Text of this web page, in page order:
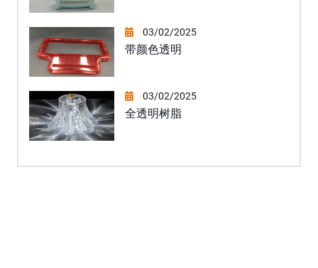
03/02/2025
带颜色透明
03/02/2025
全透明树脂